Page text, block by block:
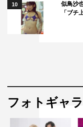
10
似鳥沙
「ブチ
フォトギャ